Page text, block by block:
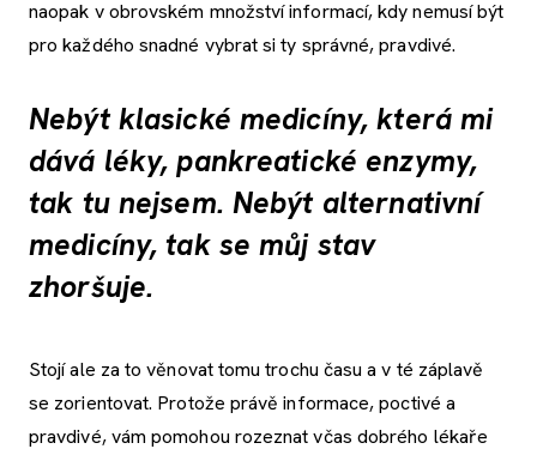
naopak v obrovském množství informací, kdy nemusí být
pro každého snadné vybrat si ty správné, pravdivé.
Nebýt klasické medicíny, která mi
dává léky, pankreatické enzymy,
tak tu nejsem. Nebýt alternativní
medicíny, tak se můj stav
zhoršuje.
Stojí ale za to věnovat tomu trochu času a v té záplavě
se zorientovat. Protože právě informace, poctivé a
pravdivé, vám pomohou rozeznat včas dobrého lékaře